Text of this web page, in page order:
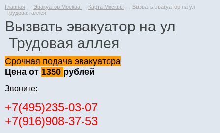
Главная → Эвакуатор Москва → Карта Москвы → Вызвать эвакуатор на ул
Трудовая аллея
Вызвать эвакуатор на ул
Трудовая аллея
Срочная подача эвакуатора
Цена от 1350 рублей
Звоните:
+7(495)235-03-07
+7(916)908-37-53